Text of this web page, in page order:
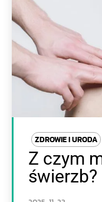
ZDROWIE I URODA
Z czym
świerzb?